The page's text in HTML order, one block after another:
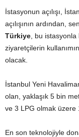
İstasyonun açılışı,
açılışının ardından,
Türkiye , bu
ziyaretçilerin
olacak.
İstanbul Yeni
olan, yaklaşık 5 bin
ve 3 LPG olmak üzere
En son teknolojiyle